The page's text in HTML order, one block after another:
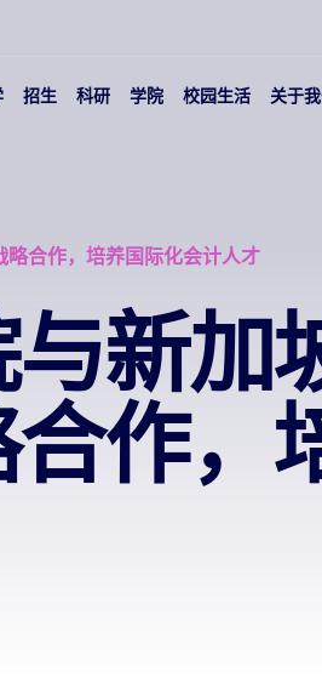
招生 科研 学院 校园生活 关于
合作，培养国际化会计人才
新加
作，